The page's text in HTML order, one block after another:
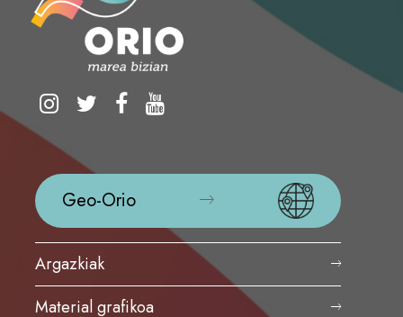
Geo-Orio
Argazkiak
Material grafikoa